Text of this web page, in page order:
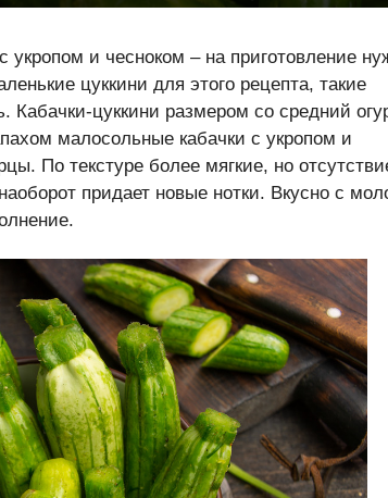
и чесноком – на приготовление
цуккини для этого рецепта, такие
Кабачки-цуккини размером со средний
малосольные кабачки с укропом и
По текстуре более мягкие, но
придает новые нотки. Вкусно с